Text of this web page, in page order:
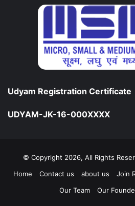
Udyam Registration Certificate
UDYAM-JK-16-000XXXX
© Copyright 2026, All Rights
Home
Contact us about us Join
Our Team
Our